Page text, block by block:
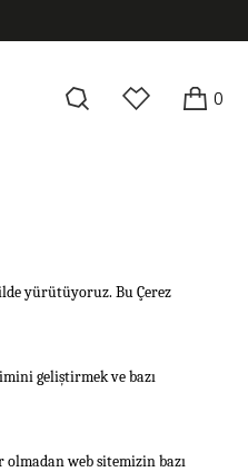
0
yürütüyoruz. Bu Çerez
geliştirmek ve bazı
web sitemizin bazı